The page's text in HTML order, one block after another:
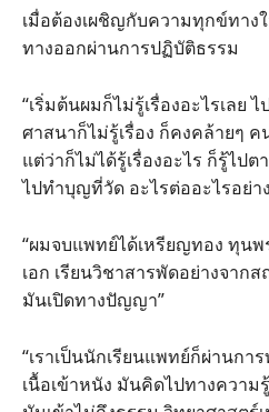
เมื่อต้องเผชิญกับความทุกข์ทาง
ทางออกผ่านการปฏิบัติธรรม
“เริ่มต้นผมก็ไม่รู้เรื่องอะไรเลย
ศาสนาก็ไม่รู้เรื่อง ก็คงคล้ายๆ
แต่ว่าก็ไม่ได้รู้เรื่องอะไร ก็รู้ไป
ไปทำบุญที่วัด อะไรต่ออะไรอย่า
“ผมจบแพทย์ได้เหรียญทอง ทุน
เอก เรียนวิชาสารพัดอย่างจาก
มันเปิดทางปัญญา”
“เราเป็นนักเรียนแพทย์ก็ผ่านก
เนื้อเข้าหนัง มันคิดไปทางความ